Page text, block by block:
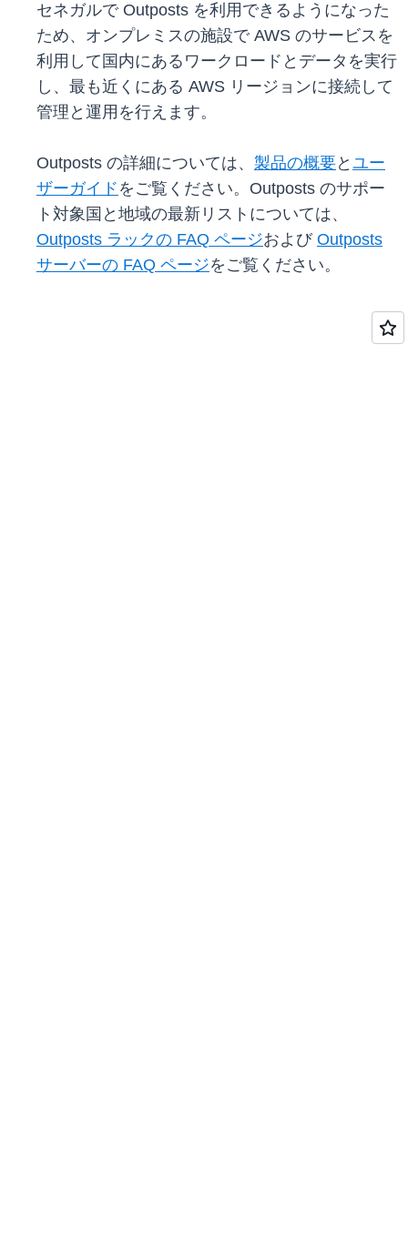
セネガルで Outposts を利用できるようになった
ため、オンプレミスの施設で AWS のサービスを
利用して国内にあるワークロードとデータを実行
し、最も近くにある AWS リージョンに接続して
管理と運用を行えます。
Outposts の詳細については、 製品の概要と ユー
ザーガイド をご覧ください。Outposts のサポー
ト対象国と地域の最新リストについては、
Outposts ラックの FAQ ページおよび Outposts
サーバーの FAQ ページをご覧ください。